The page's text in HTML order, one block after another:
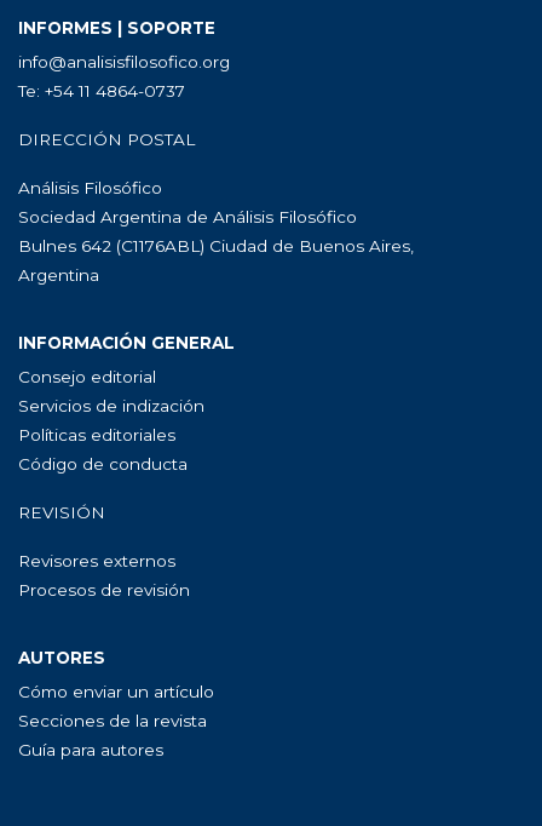
INFORMES | SOPORTE
info@analisisfilosofico.org
Te: +54 11 4864-0737
DIRECCIÓN POSTAL
Análisis Filosófico
Sociedad Argentina de Análisis Filosófico
Bulnes 642 (C1176ABL) Ciudad de Buenos Aires,
Argentina
INFORMACIÓN GENERAL
Consejo editorial
Servicios de indización
Políticas editoriales
Código de conducta
REVISIÓN
Revisores externos
Procesos de revisión
AUTORES
Cómo enviar un artículo
Secciones de la revista
Guía para autores